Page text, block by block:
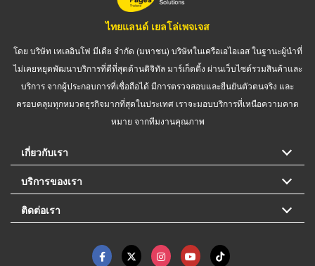
ไทยแลนด์ เยลโล่เพจเจส
โดย บริษัท เทเลอินโฟ มีเดีย จำกัด (มหาชน) บริษัทในเครือเอไอเอส ในฐานะผู้นำที่
ไม่เคยหยุดพัฒนาบริการที่ดีที่สุดด้านดิจิทัล มาร์เก็ตติ้ง ผ่านเว็บไซต์รวมสินค้าและ
บริการ จากผู้ประกอบการที่เชื่อถือได้ มีการตรวจสอบและยืนยันตัวตนจริง และ
ครอบคลุมทุกหมวดธุรกิจมากที่สุดในประเทศ เราจะมอบบริการที่เหนือความคาด
หมาย จากทีมงานคุณภาพ
เกี่ยวกับเรา
บริการของเรา
ติดต่อเรา